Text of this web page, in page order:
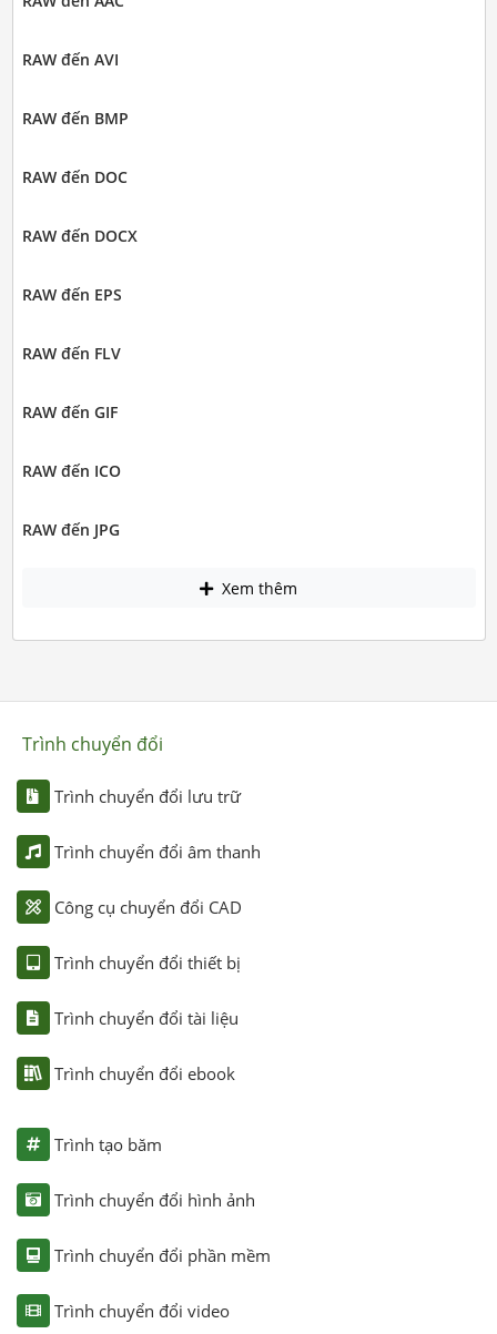
RAW đến AVI
RAW đến BMP
RAW đến DOC
RAW đến DOCX
RAW đến EPS
RAW đến FLV
RAW đến GIF
RAW đến ICO
RAW đến JPG
Xem thêm
Trình chuyển đổi
Trình chuyển đổi lưu trữ
Trình chuyển đổi âm thanh
Công cụ chuyển đổi CAD
Trình chuyển đổi thiết bị
Trình chuyển đổi tài liệu
Trình chuyển đổi ebook
Trình tạo băm
Trình chuyển đổi hình ảnh
Trình chuyển đổi phần mềm
Trình chuyển đổi video